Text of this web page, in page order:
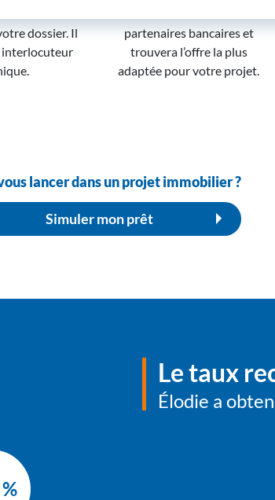
dossier. Il
interlocuteur
partenaires bancaires et
trouvera l’offre la plus
adaptée pour votre projet.
lancer dans un projet immobilier ?
Simuler mon prêt
Le taux
Élodie a